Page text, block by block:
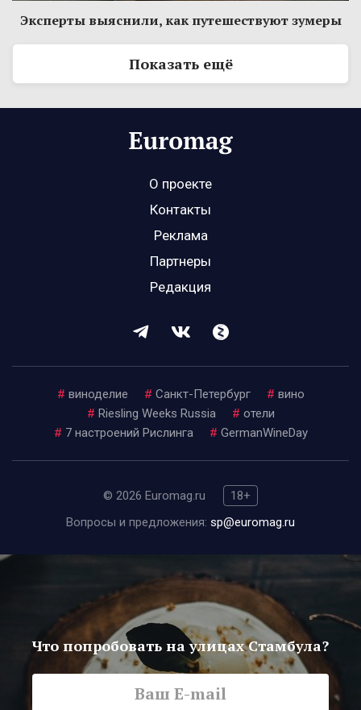
Эксперты выяснили, как путешествуют зумеры
Показать ещё
О проекте
Контакты
Реклама
Партнеры
Редакция
# виноделие # Санкт-Петербург # вино
# Riesling Weeks Russia # отели
# 7 настроений Рислинга # GermanWineDay
© 2026 Euromag.ru
18+
Вопросы и предложения: sp@euromag.ru
Что попробовать на улицах Стамбула?